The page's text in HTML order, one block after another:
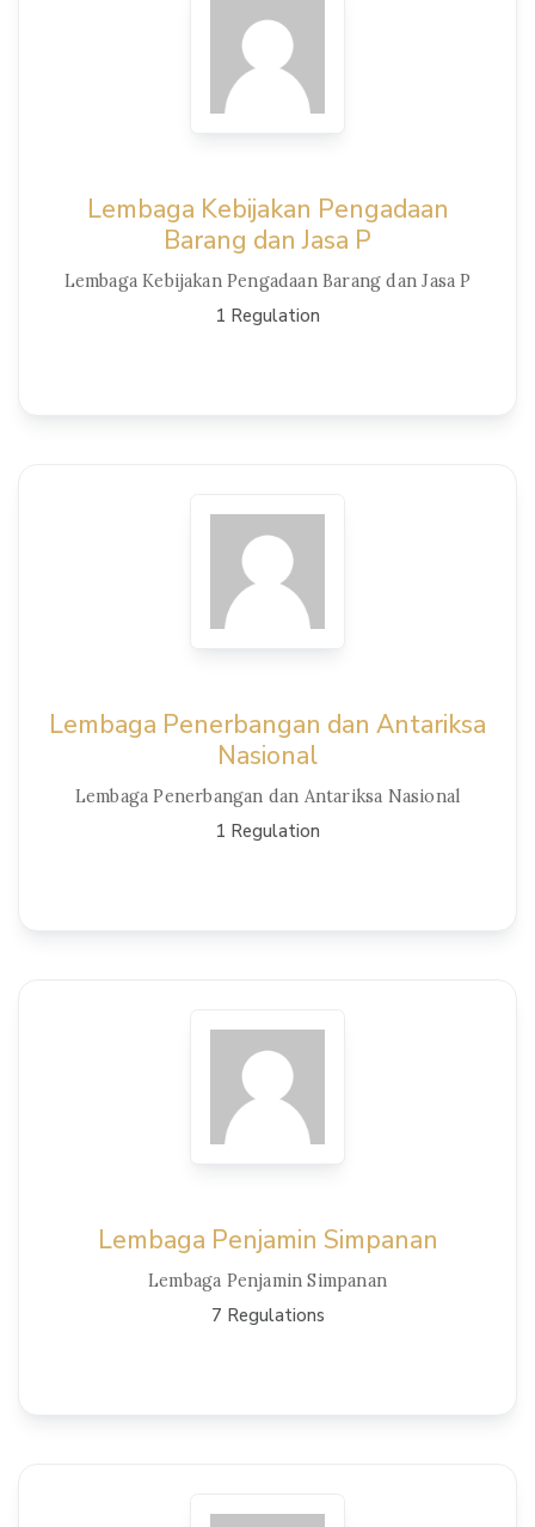
Lembaga Kebijakan Pengadaan
Barang dan Jasa P
Lembaga Kebijakan Pengadaan Barang dan Jasa P
1 Regulation
View Details
Lembaga Penerbangan dan Antariksa
Nasional
Lembaga Penerbangan dan Antariksa Nasional
1 Regulation
View Details
Lembaga Penjamin Simpanan
Lembaga Penjamin Simpanan
7 Regulations
View Details